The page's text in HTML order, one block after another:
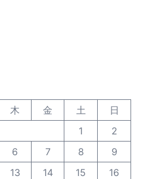
木 金 土
日
1
2
6 7 8
9
13 14 15
16